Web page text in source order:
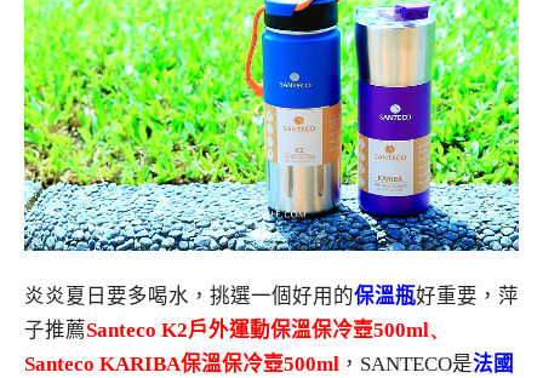
炎炎夏日要多喝水，挑選一個好用的保溫瓶好重要，萍
子推薦Santeco K2戶外運動保溫保冷壺500ml、
Santeco KARIBA保溫保冷壺500ml ，SANTECO是法國